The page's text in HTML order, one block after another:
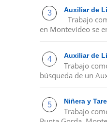
Auxiliar de
Trabajo
en Montevideo se
Auxiliar de
Trabajo
búsqueda de un
Niñera y
Trabajo